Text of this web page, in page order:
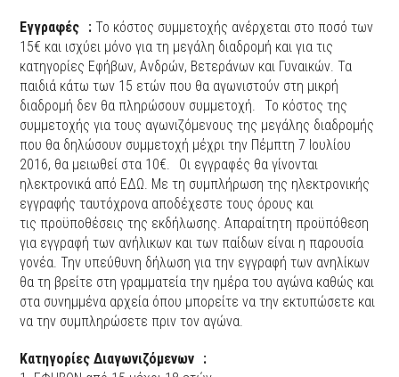
Εγγραφές : Το κόστος συμμετοχής ανέρχεται στο ποσό των
15€ και ισχύει μόνο για τη μεγάλη διαδρομή και για τις
κατηγορίες Εφήβων, Ανδρών, Βετεράνων και Γυναικών. Τα
παιδιά κάτω των 15 ετών που θα αγωνιστούν στη μικρή
διαδρομή δεν θα πληρώσουν συμμετοχή. Το κόστος της
συμμετοχής για τους αγωνιζόμενους της μεγάλης διαδρομής
που θα δηλώσουν συμμετοχή μέχρι την Πέμπτη 7 Ιουλίου
2016, θα μειωθεί στα 10€. Οι εγγραφές θα γίνονται
ηλεκτρονικά από ΕΔΩ. Με τη συμπλήρωση της ηλεκτρονικής
εγγραφής ταυτόχρονα αποδέχεστε τους όρους και
τις προϋποθέσεις της εκδήλωσης. Απαραίτητη προϋπόθεση
για εγγραφή των ανήλικων και των παίδων είναι η παρουσία
γονέα. Την υπεύθυνη δήλωση για την εγγραφή των ανηλίκων
θα τη βρείτε στη γραμματεία την ημέρα του αγώνα καθώς και
στα συνημμένα αρχεία όπου μπορείτε να την εκτυπώσετε και
να την συμπληρώσετε πριν τον αγώνα.
Κατηγορίες Διαγωνιζόμενων :